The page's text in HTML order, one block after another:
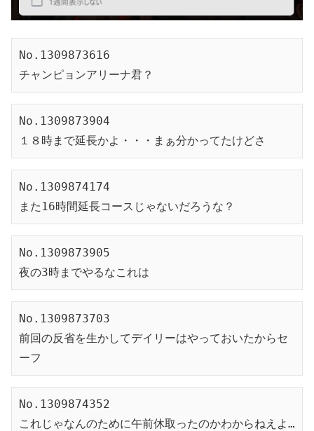
No.1309873616
チャンピョンアリーナ君？
No.1309873904
１８時まで延長かよ・・・まぁ分かってたけどさ
No.1309874174
また16時間延長コースじゃないだろうな？
No.1309873905
夜の3時までやるなこれは
No.1309873703
前回の反省を生かしてデイリーはやっておいたからセ
ーフ
No.1309874352
これじゃなんのために午前休取ったのかわからねえよ…